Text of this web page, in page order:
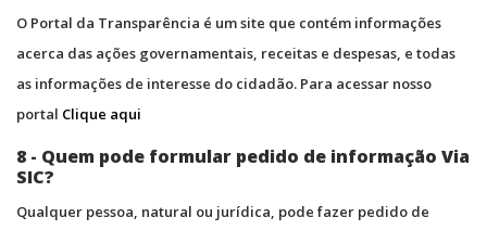
O Portal da Transparência é um site que contém informações
acerca das ações governamentais, receitas e despesas, e todas
as informações de interesse do cidadão. Para acessar nosso
portal Clique aqui
8 - Quem pode formular pedido de informação Via
SIC?
Qualquer pessoa, natural ou jurídica, pode fazer pedido de